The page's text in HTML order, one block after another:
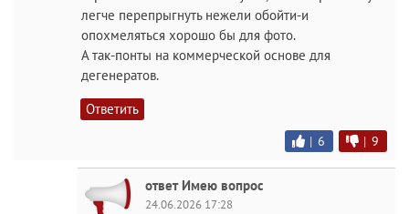
легче перепрыгнуть нежели обойти-и
опохмеляться хорошо бы для фото.
А так-понты на коммерческой основе для
дегенератов.
Ответить
| 6 | 9
ответ Имею вопрос
24.06.2026 17:28